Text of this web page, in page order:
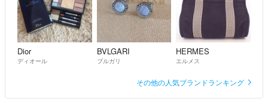
Dior
ディオール
BVLGARI
ブルガリ
HERMES
エルメス
その他の人気ブランドランキング